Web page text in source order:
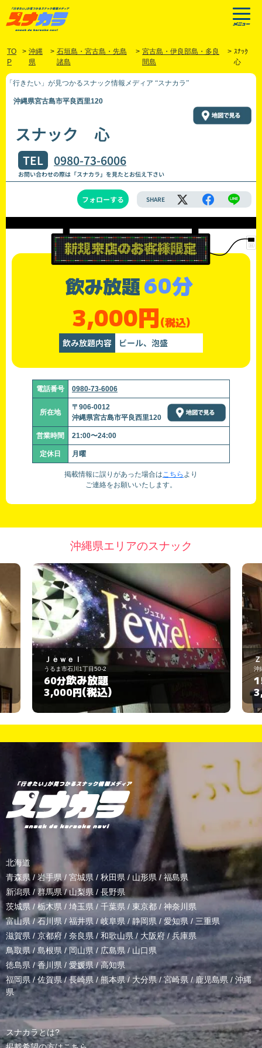
TO
P
> 沖縄
県
> 石垣島・宮古島・先島
諸島
> 宮古島・伊良部島・多良
間島
> ｽﾅｯｸ
心
「行きたい」が見つかるスナック情報メディア “スナカラ”
沖縄県宮古島市平良西里120
スナック 心
TEL 0980-73-6006
お問い合わせの際は「スナカラ」を見たとお伝え下さい
フォローする SHARE
飲み放題60分
3,000円(税込)
飲み放題内容 ビール、泡盛
電話番号 0980-73-6006
所在地
〒906-0012
沖縄県宮古島市平良西里120
営業時間 21:00〜24:00
定休日 月曜
掲載情報に誤りがあった場合はこちら より
ご連絡をお願いいたします。
沖縄県エリアのスナック
ＺＥＮ
沖縄市上地1丁目1-11-16
150分 飲み放題
3,000円
北海道
青森県 / 岩手県/ 宮城県 / 秋田県 / 山形県/ 福島県
新潟県 /群馬県/山梨県 / 長野県
茨城県 / 栃木県 / 埼玉県 / 千葉県 / 東京都 / 神奈川県
富山県 /石川県/福井県/岐阜県 / 静岡県 / 愛知県 / 三重県
滋賀県 / 京都府 / 奈良県 / 和歌山県/ 大阪府 /兵庫県
鳥取県/ 島根県 /岡山県/ 広島県 / 山口県
徳島県 /香川県 / 愛媛県/高知県
福岡県/佐賀県/長崎県 /熊本県/ 大分県/宮崎県 /鹿児島県 / 沖縄
県
スナカラとは?